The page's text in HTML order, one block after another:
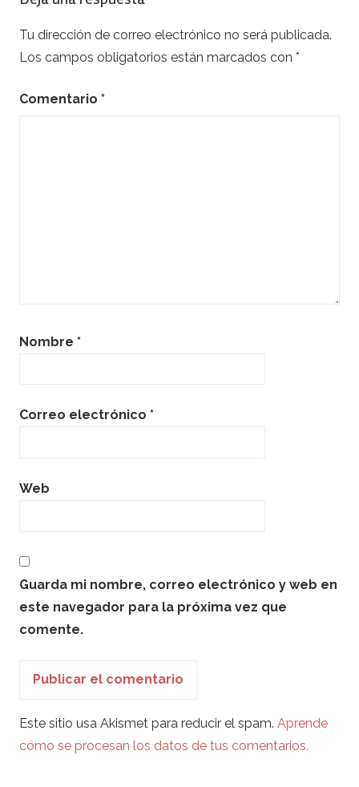
Tu dirección de correo electrónico no será publicada.
Los campos obligatorios están marcados con *
Comentario *
Nombre *
Correo electrónico *
Web
Guarda mi nombre, correo electrónico y web en
este navegador para la próxima vez que
comente.
Este sitio usa Akismet para reducir el spam. Aprende
cómo se procesan los datos de tus comentarios.